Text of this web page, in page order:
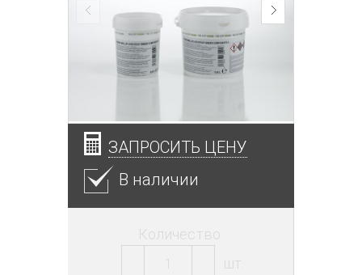
ЗАПРОСИТЬ ЦЕНУ
В наличии
Количество:
шт.